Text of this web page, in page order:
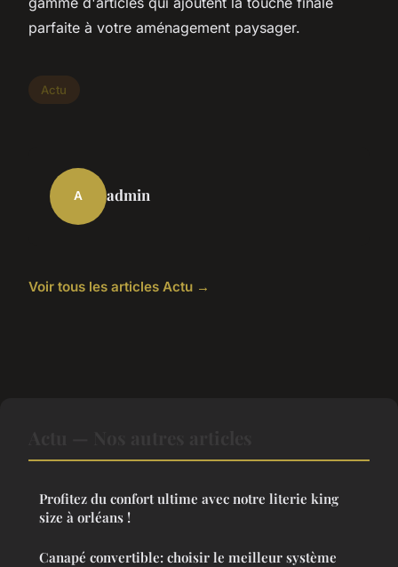
parfaite à votre aménagement paysager.
Actu
A admin
Voir tous les articles Actu →
Profitez du confort ultime avec notre literie king
size à orléans !
Canapé convertible: choisir le meilleur système